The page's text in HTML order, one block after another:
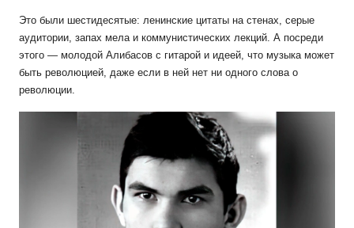
Это были шестидесятые: ленинские цитаты на стенах, серые
аудитории, запах мела и коммунистических лекций. А посреди
этого — молодой Алибасов с гитарой и идеей, что музыка может
быть революцией, даже если в ней нет ни одного слова о
революции.